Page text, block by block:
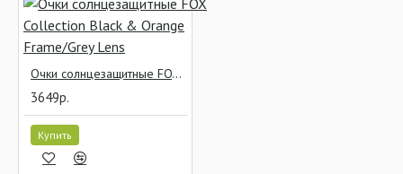
Очки солнцезащитные FOX Collection Black & Orange Frame/Grey Lens
3649р.
Купить